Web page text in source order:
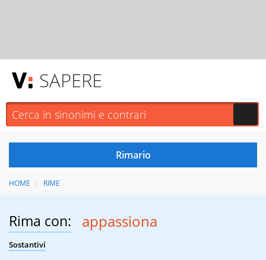
SAPERE
HOME RIME
Rima con: appassiona
Sostantivi